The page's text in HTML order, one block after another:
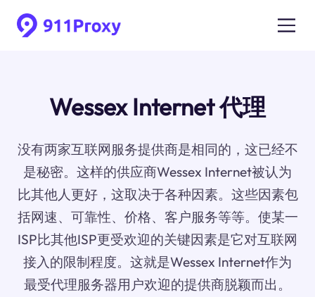
Wessex Internet 代理
没有两家互联网服务提供商是相同的，这已经不
是秘密。这样的供应商Wessex Internet被认为
比其他人更好，这取决于各种因素。这些因素包
括网速、可靠性、价格、客户服务等等。使某一
ISP比其他ISP更受欢迎的关键因素是它对互联网
接入的限制程度。这就是Wessex Internet作为
最受代理服务器用户欢迎的提供商脱颖而出。